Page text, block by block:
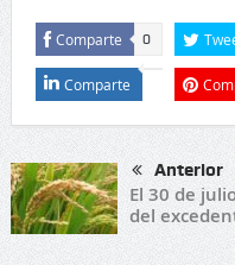
Comparte 0
Comparte
Anterior
El 30 de
del